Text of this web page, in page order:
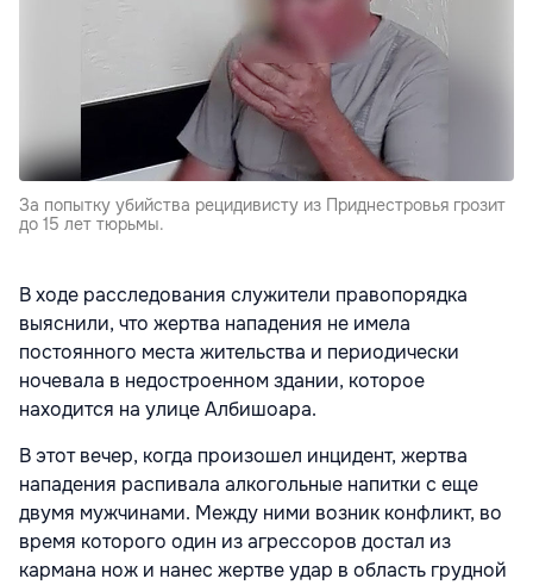
За попытку убийства рецидивисту из Приднестровья грозит
до 15 лет тюрьмы.
В ходе расследования служители правопорядка
выяснили, что жертва нападения не имела
постоянного места жительства и периодически
ночевала в недостроенном здании, которое
находится на улице Албишоара.
В этот вечер, когда произошел инцидент, жертва
нападения распивала алкогольные напитки с еще
двумя мужчинами. Между ними возник конфликт, во
время которого один из агрессоров достал из
кармана нож и нанес жертве удар в область грудной